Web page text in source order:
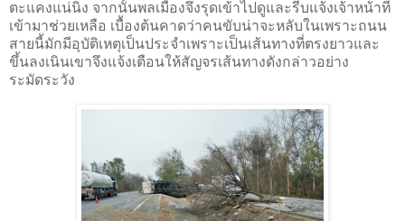
ตะแคงแน่นิ่ง จากนั้นพลเมืองจึงรุดเข้าไปดูและรีบแจ้งเจ้าหน้าที่
เข้ามาช่วยเหลือ เบื้องต้นคาดว่าคนขับน่าจะหลับในเพราะถนน
สายนี้มักมีอุบัติเหตุเป็นประจำเพราะเป็นเส้นทางที่ตรงยาวและ
ขึ้นลงเนินเขาจึงแจ้งเตือนให้สัญจรเส้นทางดังกล่าวอย่าง
ระมัดระวัง